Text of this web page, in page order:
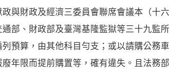
與財政及經濟三委員會聯席會議本（十
部、財政部及臺灣基隆監獄等三十九監
預算，由其他科目勻支；或以請購公務
年限而提前購置等，確有違失。且法務